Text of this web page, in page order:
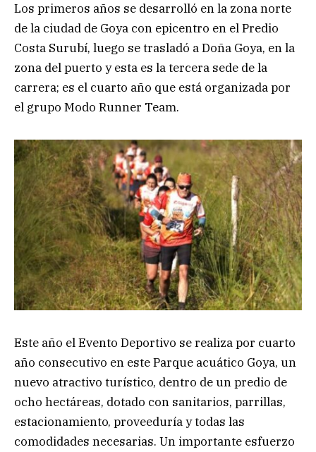
Los primeros años se desarrolló en la zona norte
de la ciudad de Goya con epicentro en el Predio
Costa Surubí, luego se trasladó a Doña Goya, en la
zona del puerto y esta es la tercera sede de la
carrera; es el cuarto año que está organizada por
el grupo Modo Runner Team.
Este año el Evento Deportivo se realiza por cuarto
año consecutivo en este Parque acuático Goya, un
nuevo atractivo turístico, dentro de un predio de
ocho hectáreas, dotado con sanitarios, parrillas,
estacionamiento, proveeduría y todas las
comodidades necesarias. Un importante esfuerzo